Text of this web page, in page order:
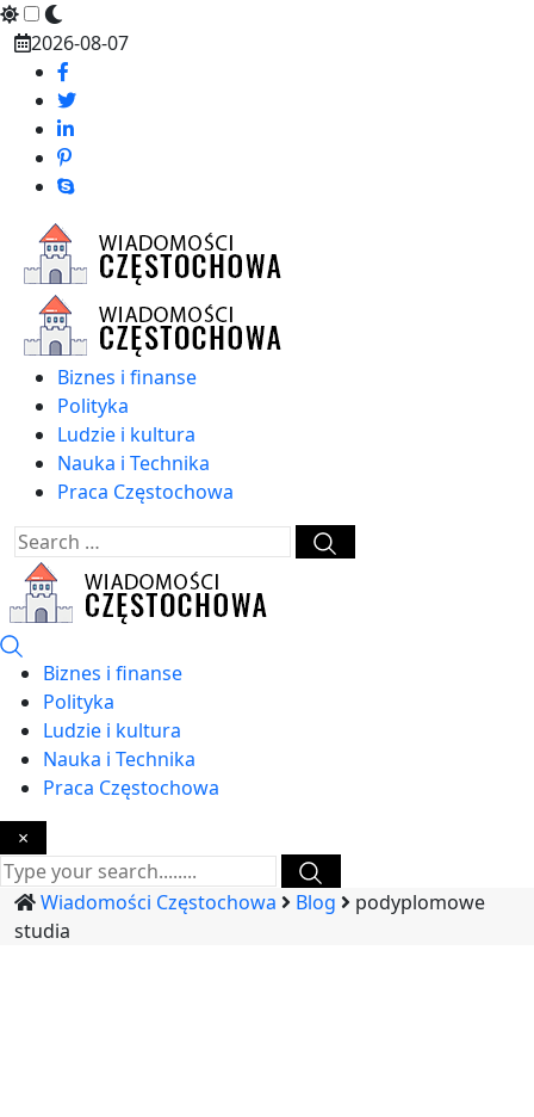
Skip
content
2026-08-07
Biznes i finanse
Polityka
Ludzie i kultura
Nauka i Technika
Praca Częstochowa
Biznes i finanse
Polityka
Ludzie i kultura
Nauka i Technika
Praca Częstochowa
×
Wiadomości Częstochowa Blog
podyplomowe
studia